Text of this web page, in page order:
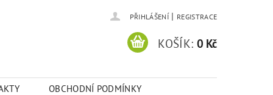
PŘIHLÁŠENÍ | REGISTRACE
KOŠÍK: 0 Kč
OBCHODNÍ PODMÍNKY